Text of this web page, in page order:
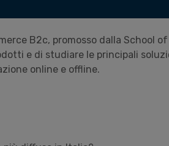
B2c, promosso dalla School
e di studiare le principali
online e offline.